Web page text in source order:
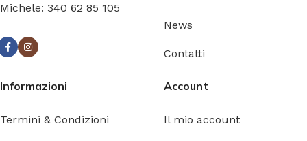
Michele: 340 62 85 105
News
Contatti
Informazioni
Termini & Condizioni
Account
Il mio account